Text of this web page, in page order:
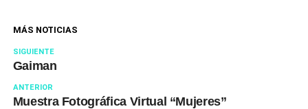
MÁS NOTICIAS
SIGUIENTE
Gaiman
ANTERIOR
Muestra Fotográfica Virtual “Mujeres”